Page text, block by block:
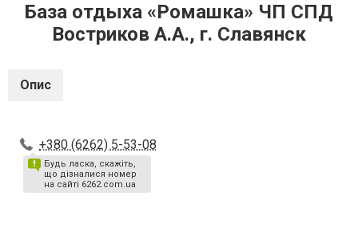
База отдыха «Ромашка» ЧП СПД
Востриков А.А., г. Славянск
Опис
+380 (6262) 5-53-08
Будь ласка, скажіть,
що дізналися номер
на сайті 6262.com.ua